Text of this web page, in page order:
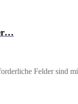
Felder sind